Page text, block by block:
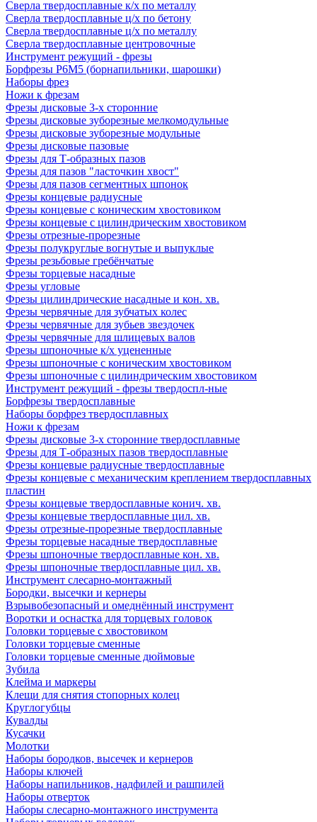
Сверла твердосплавные к/х по металлу
Сверла твердосплавные ц/х по бетону
Сверла твердосплавные ц/х по металлу
Сверла твердосплавные центровочные
Инструмент режущий - фрезы
Борфрезы Р6М5 (борнапильники, шарошки)
Наборы фрез
Ножи к фрезам
Фрезы дисковые 3-х сторонние
Фрезы дисковые зуборезные мелкомодульные
Фрезы дисковые зуборезные модульные
Фрезы дисковые пазовые
Фрезы для Т-образных пазов
Фрезы для пазов "ласточкин хвост"
Фрезы для пазов сегментных шпонок
Фрезы концевые радиусные
Фрезы концевые с коническим хвостовиком
Фрезы концевые с цилиндрическим хвостовиком
Фрезы отрезные-прорезные
Фрезы полукруглые вогнутые и выпуклые
Фрезы резьбовые гребёнчатые
Фрезы торцевые насадные
Фрезы угловые
Фрезы цилиндрические насадные и кон. хв.
Фрезы червячные для зубчатых колес
Фрезы червячные для зубьев звездочек
Фрезы червячные для шлицевых валов
Фрезы шпоночные к/х уцененные
Фрезы шпоночные с коническим хвостовиком
Фрезы шпоночные с цилиндрическим хвостовиком
Инструмент режущий - фрезы твердоспл-ные
Борфрезы твердосплавные
Наборы борфрез твердосплавных
Ножи к фрезам
Фрезы дисковые 3-х сторонние твердосплавные
Фрезы для Т-образных пазов твердосплавные
Фрезы концевые радиусные твердосплавные
Фрезы концевые с механическим креплением твердосплавных
пластин
Фрезы концевые твердосплавные конич. хв.
Фрезы концевые твердосплавные цил. хв.
Фрезы отрезные-прорезные твердосплавные
Фрезы торцевые насадные твердосплавные
Фрезы шпоночные твердосплавные кон. хв.
Фрезы шпоночные твердосплавные цил. хв.
Инструмент слесарно-монтажный
Бородки, высечки и кернеры
Взрывобезопасный и омеднённый инструмент
Воротки и оснаcтка для торцевых головок
Головки торцевые с хвостовиком
Головки торцевые сменные
Головки торцевые сменные дюймовые
Зубила
Клейма и маркеры
Клещи для снятия стопорных колец
Круглогубцы
Кувалды
Кусачки
Молотки
Наборы бородков, высечек и кернеров
Наборы ключей
Наборы напильников, надфилей и рашпилей
Наборы отверток
Наборы слесарно-монтажного инструмента